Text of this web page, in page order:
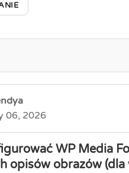
06, 2026
WP Media
opisów obrazów